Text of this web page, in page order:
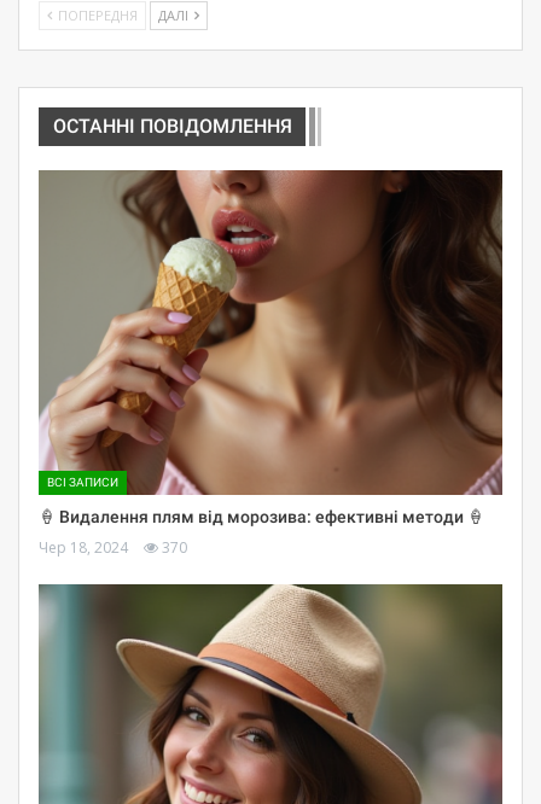
ПОПЕРЕДНЯ ДАЛІ
ОСТАННІ ПОВІДОМЛЕННЯ
ВСІ ЗАПИСИ
🍦 Видалення плям від морозива: ефективні методи 🍦
Чер 18, 2024 370